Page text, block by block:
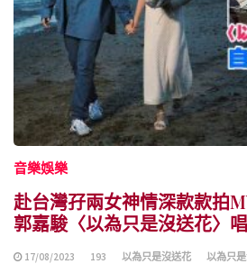
音樂娛樂
赴台灣孖兩女神情深款款拍
郭嘉駿〈以為只是沒送花〉
17/08/2023 193 以為只是沒送花 以為只